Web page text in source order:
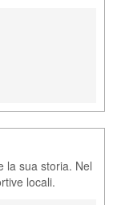
la sua storia. Nel
locali.